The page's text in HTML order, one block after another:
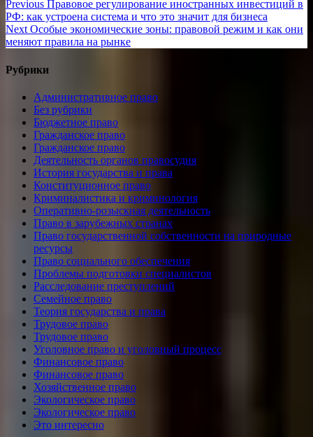
Навигация
по
записям
Previous Previous
post:
Правовое регулирование иностранных инвестиций в
РФ: как устроена система и что это значит для бизнеса
Next Next
post:
Особые экономические зоны: правовой режим и как они
меняют правила на рынке
Рубрики
Административное право
Без рубрики
Бюджетное право
Гражданское право
Гражданское право
Деятельность органов правосудия
История государства и права
Конституционное право
Криминалистика и криминология
Оперативно-розыскная деятельность
Право в зарубежных странах
Право государственной собственности на природные
ресурсы
Право социального обеспечения
Проблемы подготовки специалистов
Расследование преступлений
Семейное право
Теория государства и права
Трудовое право
Трудовое право
Уголовное право и уголовный процесс
Финансовое право
Финансовое право
Хозяйственное право
Экологическое право
Экологическое право
Это интересно